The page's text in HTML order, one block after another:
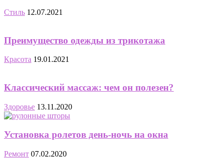
Стиль 12.07.2021
Преимущество одежды из трикотажа
Красота 19.01.2021
Классический массаж: чем он полезен?
Здоровье 13.11.2020
Установка ролетов день-ночь на окна
Ремонт 07.02.2020